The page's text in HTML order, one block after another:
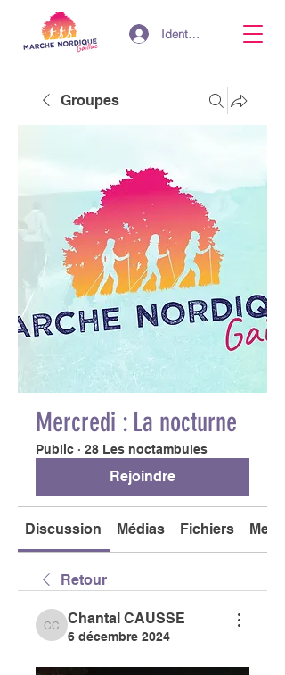
Identifiant
Groupes
Mercredi : La nocturne
Public · 28 Les noctambules
Rejoindre
Discussion Médias Fichiers
Retour
Chantal CAUSSE
Chantal CAUSSE
6 décembre 2024